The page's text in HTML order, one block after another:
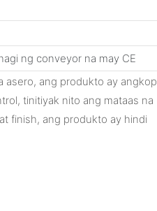
ng conveyor na may CE
asero, ang produkto ay angkop
tinitiyak nito ang mataas na
finish, ang produkto ay hindi